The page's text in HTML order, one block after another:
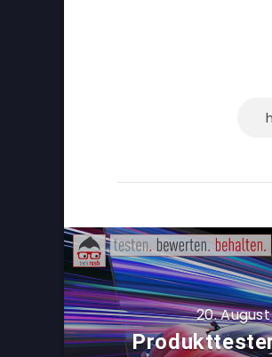
20. August